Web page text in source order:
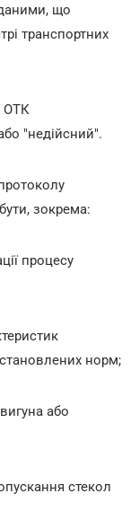
що
транспортних
ОТК
"недійсний".
зокрема:
процесу
норм;
або
стекол